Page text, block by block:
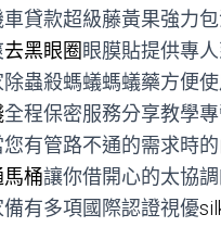
貸款超級藤黃果強力
去黑眼圈 眼膜貼提供專
蟲殺螞蟻螞蟻藥方便使
全程保密服務分享教學
有管路不通的需求時的
桶讓你借開心的太協
有多項國際認證視優